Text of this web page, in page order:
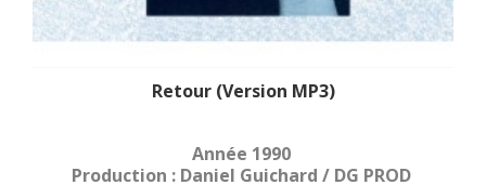
Retour (Version MP3)
Année 1990
Production : Daniel Guichard / DG PROD